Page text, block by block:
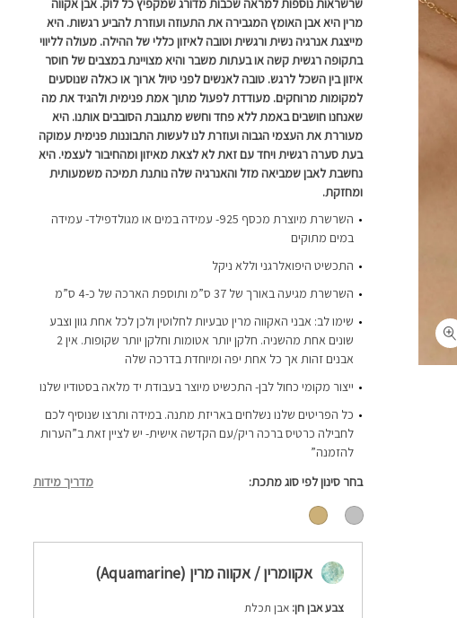
שרשראות נוספות למראה שכבות מדורג שמקפיץ כל לוק. אבן אקווה
מרין היא אבן האומץ המגבירה את התעוזה ועוזרת להביע רגשות. היא
מייצגת אנרגיה נשית ורגשית וטובה לאיזון כללי של ההילה. מעולה לליווי
בתקופה רגשית קשה או בעתות משבר והיא מצויינת במצבים של חוסר
איזון בין השכל לרגש. טובה לאנשים לפני טיול ארוך או כאלה שנוסעים
למקומות מרוחקים. מעודדת לפעול מתוך אמת פנימית ולהגיד את מה
שאנחנו חושבים באמת ללא פחד וחשש מתגובת הסובבים אותנו. היא
מעוררת את העצמי הגבוה ועוזרת לנו לעשות התבוננות פנימית עמוקה
בעת סערה רגשית ויחד עם זאת לא לצאת מאיזון ומהחיבור לעצמי. היא
נחשבת לאבן שמביאה מזל והאנרגיה שלה נותנת תמיכה משמעותית
ומחזקת.
השרשרת מיוצרת מכסף 925- עמידה במים או מגולדפילד- עמידה
במים מתוקים
התכשיט היפואלרגני וללא ניקל
השרשרת מגיעה באורך של 37 ס”מ ותוספת הארכה של כ-4 ס”מ
שימו לב: אבני האקווה מרין טבעיות לחלוטין ולכן לכל אחת גוון וצבע
שונים אחת מהשניה. חלקן יותר אטומות וחלקן יותר שקופות. אין 2
אבנים זהות אך כל אחת יפה ומיוחדת בדרכה שלה
ייצור מקומי כחול לבן- התכשיט מיוצר בעבודת יד מלאה בסטודיו שלנו
כל הפריטים שלנו נשלחים באריזת מתנה. במידה ותרצו שנוסיף לכם
לחבילה כרטיס ברכה ריק/עם הקדשה אישית- יש לציין זאת ב”הערות
להזמנה”
בחר סינון לפי סוג מתכת
מדריך מידות
אקוומרין / אקווה מרין (Aquamarine)
צבע אבן חן: אבן תכלת